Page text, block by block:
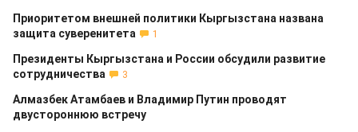
Приоритетом внешней политики Кыргызстана названа
защита суверенитета
1
Президенты Кыргызстана и России обсудили развитие
сотрудничества
3
Алмазбек Атамбаев и Владимир Путин проводят
двустороннюю встречу